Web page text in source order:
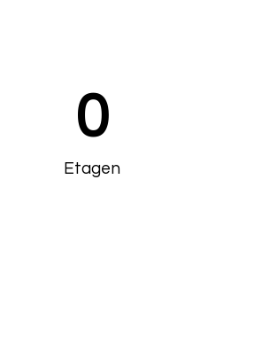
Etagen
0